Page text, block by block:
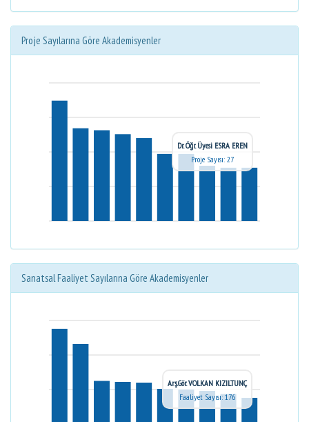
Proje Sayılarına Göre Akademisyenler
Dr. Öğr. Üyesi ESRA EREN
Proje Sayısı: 27
Sanatsal Faaliyet Sayılarına Göre Akademisyenler
Arş.Gör. VOLKAN KIZILTUNÇ
Faaliyet Sayısı: 176